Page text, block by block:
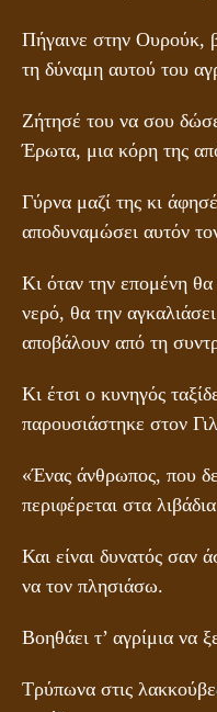
Πήγαινε στην Ουρούκ,
τη δύναμη αυτού του
Ζήτησέ του να σου
Έρωτα, μια κόρη της
Γύρνα μαζί της κι
αποδυναμώσει αυτόν
Κι όταν την επομένη θα
νερό, θα την
αποβάλουν από τη
Κι έτσι ο κυνηγός
παρουσιάστηκε στον
«Ένας άνθρωπος, που
περιφέρεται στα
Και είναι δυνατός σαν
να τον πλησιάσω.
Βοηθάει τ’ αγρίμια να
Τρύπωνα στις